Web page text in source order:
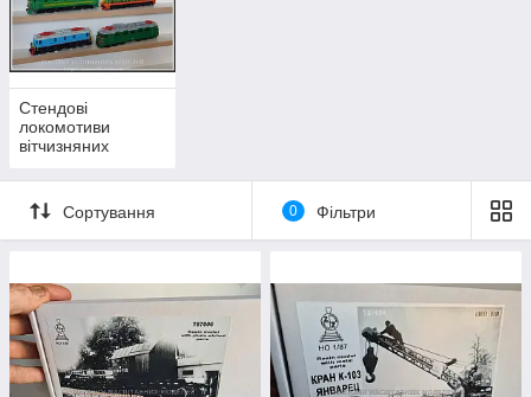
Стендові
локомотиви
вітчизняних
Сортування 0 Фільтри